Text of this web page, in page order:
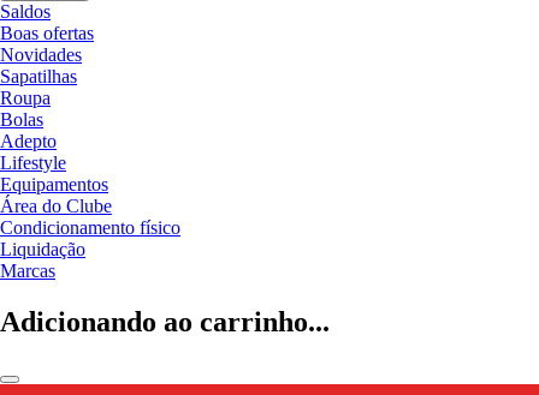
Saldos
Boas ofertas
Novidades
Sapatilhas
Roupa
Bolas
Adepto
Lifestyle
Equipamentos
Área do Clube
Condicionamento físico
Liquidação
Marcas
Adicionando ao carrinho...